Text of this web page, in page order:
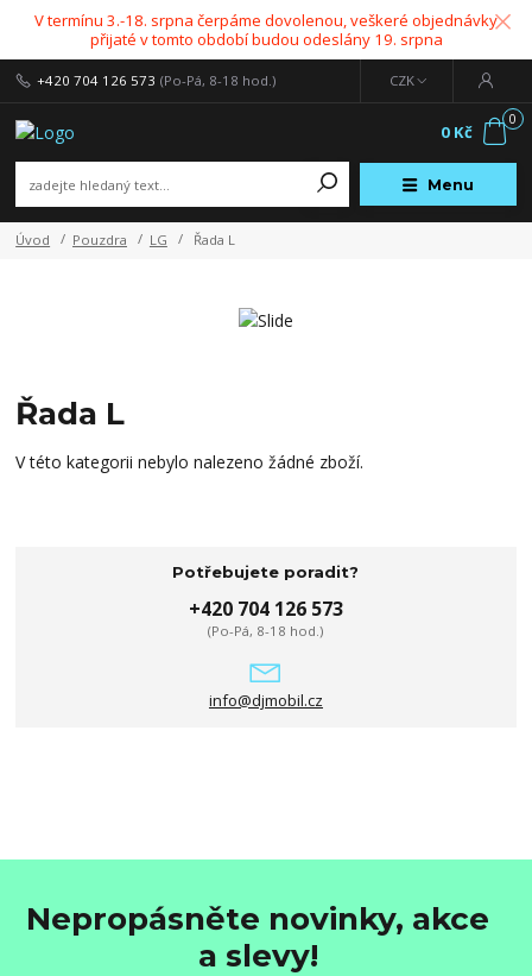
V termínu 3.-18. srpna čerpáme dovolenou, veškeré objednávky
přijaté v tomto období budou odeslány 19. srpna
Menu
CZK
+420 704 126 573 (Po-Pá, 8-18 hod.)
0
0 Kč
Úvod Pouzdra LG Řada L
Řada L
V této kategorii nebylo nalezeno žádné zboží.
Potřebujete poradit?
+420 704 126 573
(Po-Pá, 8-18 hod.)
info@djmobil.cz
Nepropásněte novinky, akce
a slevy!